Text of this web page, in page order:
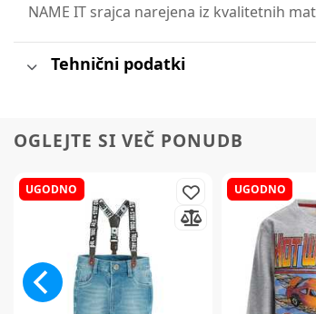
NAME IT srajca narejena iz kvalitetnih
Tehnični podatki
OGLEJTE SI VEČ PONUDB
UGODNO UGODNO